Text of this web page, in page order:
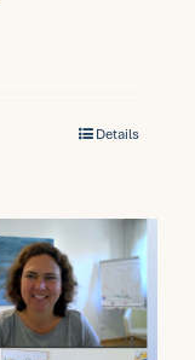
Details